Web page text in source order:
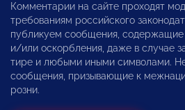
Комментарии на сайте проходят
требованиям российского
публикуем сообщения, содержащие
и/или оскорбления, даже в случае
тире и любыми иными символами.
сообщения, призывающие к
розни.